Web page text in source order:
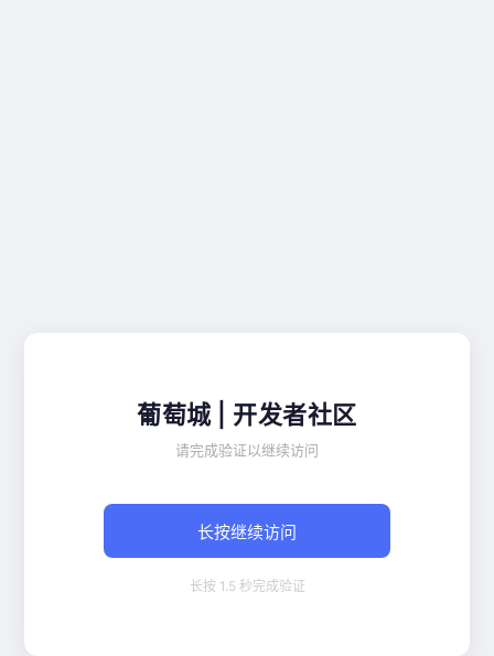
葡萄城 | 开发者社区
请完成验证以继续访问
长按继续访问
长按 1.5 秒完成验证